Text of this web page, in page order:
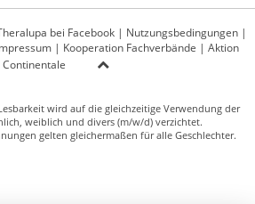
bei Facebook | Nutzungsbedingungen |
| Kooperation Fachverbände | Aktion
Continentale
wird auf die gleichzeitige Verwendung der
weiblich und divers (m/w/d) verzichtet.
gelten gleichermaßen für alle Geschlechter.